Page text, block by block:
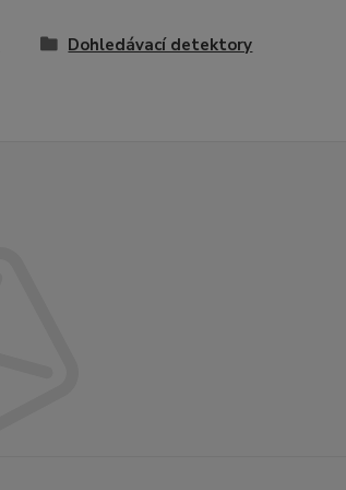
Dohledávací detektory